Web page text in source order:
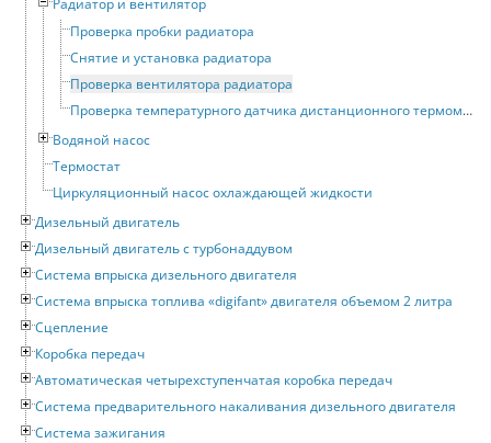
Проверка пробки радиатора
Снятие и установка радиатора
Проверка вентилятора радиатора
Проверка температурного датчика дистанционного термометра
Водяной насос
Термостат
Циркуляционный насос охлаждающей жидкости
Дизельный двигатель
Дизельный двигатель с турбонаддувом
Система впрыска дизельного двигателя
Система впрыска топлива «digifant» двигателя объемом 2 литра
Сцепление
Коробка передач
Автоматическая четырехступенчатая коробка передач
Система предварительного накаливания дизельного двигателя
Система зажигания